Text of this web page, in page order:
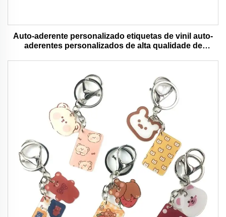
Auto-aderente personalizado etiquetas de vinil auto-
aderentes personalizados de alta qualidade de